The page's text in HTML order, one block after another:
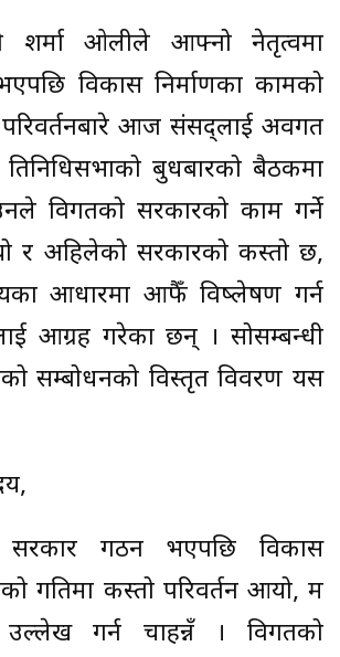
शर्मा ओलीले आफ्नो नेतृत्वमा
विकास निर्माणका कामको
आज संसद्लाई अवगत
बुधबारको बैठकमा
विगतको सरकारको काम गर्ने
र अहिलेको सरकारको कस्तो छ,
आधारमा आफैँ विष्लेषण गर्न
आग्रह गरेका छन् । सोसम्बन्धी
सम्बोधनको विस्तृत विवरण यस
सरकार गठन भएपछि विकास
गतिमा कस्तो परिवर्तन आयो, म
गर्न चाहन्नँ । विगतको